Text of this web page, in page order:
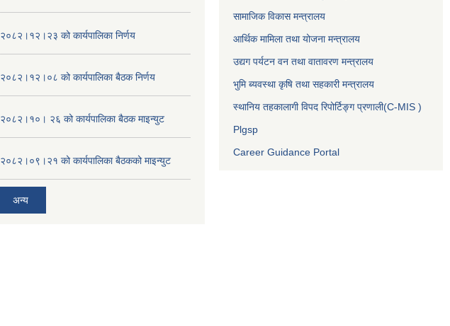
२०८२।१२।२३ को कार्यपालिका निर्णय
२०८२।१२।०८ को कार्यपालिका बैठक निर्णय
२०८२।१०। २६ को कार्यपालिका बैठक माइन्युट
२०८२।०९।२१ को कार्यपालिका बैठकको माइन्युट
अन्य
सामाजिक विकास मन्त्रालय
आर्थिक मामिला तथा योजना मन्त्रालय
उद्यग पर्यटन वन तथा वातावरण मन्त्रालय
भुमि ब्यवस्था कृषि तथा सहकारी मन्त्रालय
स्थानिय तहकालागी विपद रिपोर्टिङ्ग प्रणाली(C-MIS )
Plgsp
Career Guidance Portal